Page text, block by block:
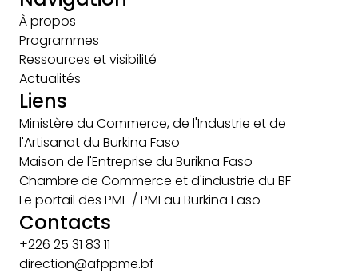
À propos
Programmes
Ressources et visibilité
Actualités
Liens
Ministère du Commerce, de l'Industrie et de
l'Artisanat du Burkina Faso
Maison de l'Entreprise du Burikna Faso
Chambre de Commerce et d'industrie du BF
Le portail des PME / PMI au Burkina Faso
Contacts
+226 25 31 83 11
direction@afppme.bf